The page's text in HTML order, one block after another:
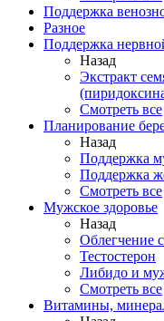
Поддержка
Разное
Поддержка
Назад
Экстракт
Смотреть все
Планирование
Назад
Поддержка
Поддержка
Смотреть все
Мужское здоровье
Назад
Облегчение
Тестостерон
Либидо и
Смотреть все
Витамины,